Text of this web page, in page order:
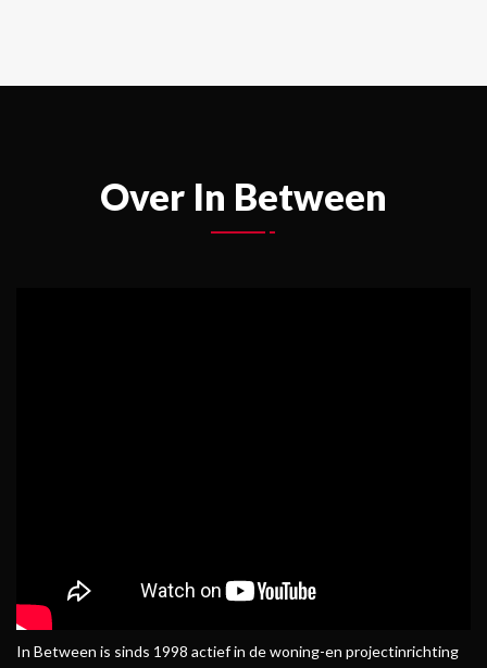
Over In Between
In Between is sinds 1998 actief in de woning-en projectinrichting